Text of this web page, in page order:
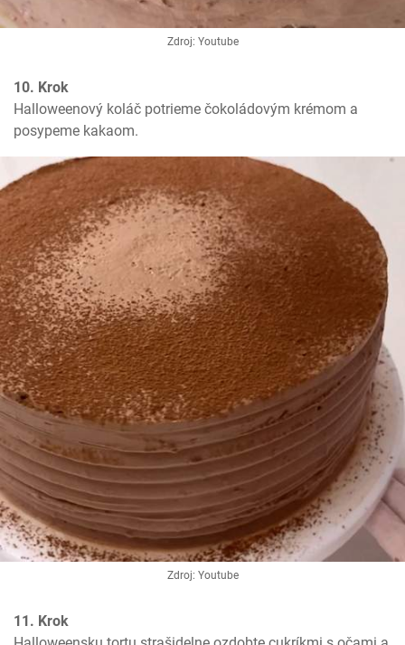
Zdroj: Youtube
10. Krok
Halloweenový koláč potrieme čokoládovým krémom a
posypeme kakaom.
Zdroj: Youtube
11. Krok